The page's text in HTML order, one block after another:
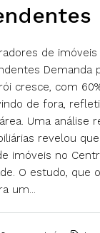
de
Demanda
cresce, com
de fora,
Uma análise
revelou
imóveis no
O estudo, que
um...